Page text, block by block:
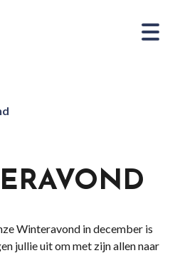
Winteravond in december is
jullie uit om met zijn allen naar